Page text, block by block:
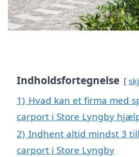
Indholdsfortegnelse
1) Hvad kan et firma med
carport i Store Lyngby
2) Indhent altid mindst 3
carport i Store Lyngby